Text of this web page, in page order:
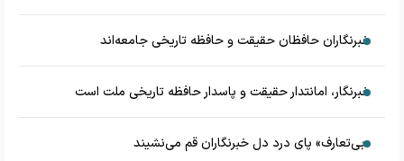
خبرنگاران حافظان حقیقت و حافظه تاریخی جامعه‌اند
خبرنگار، امانتدار حقیقت و پاسدار حافظه تاریخی ملت است
«بی‌تعارف» پای درد دل خبرنگاران قم می‌نشیند